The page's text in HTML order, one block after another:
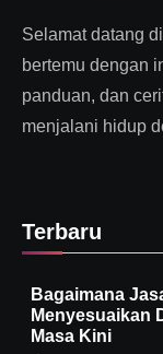
Selamat datang
bertemu dengan
panduan, dan
menjalani hidup
Terbaru
Bagaimana
Menyesuaikan
Masa Kini